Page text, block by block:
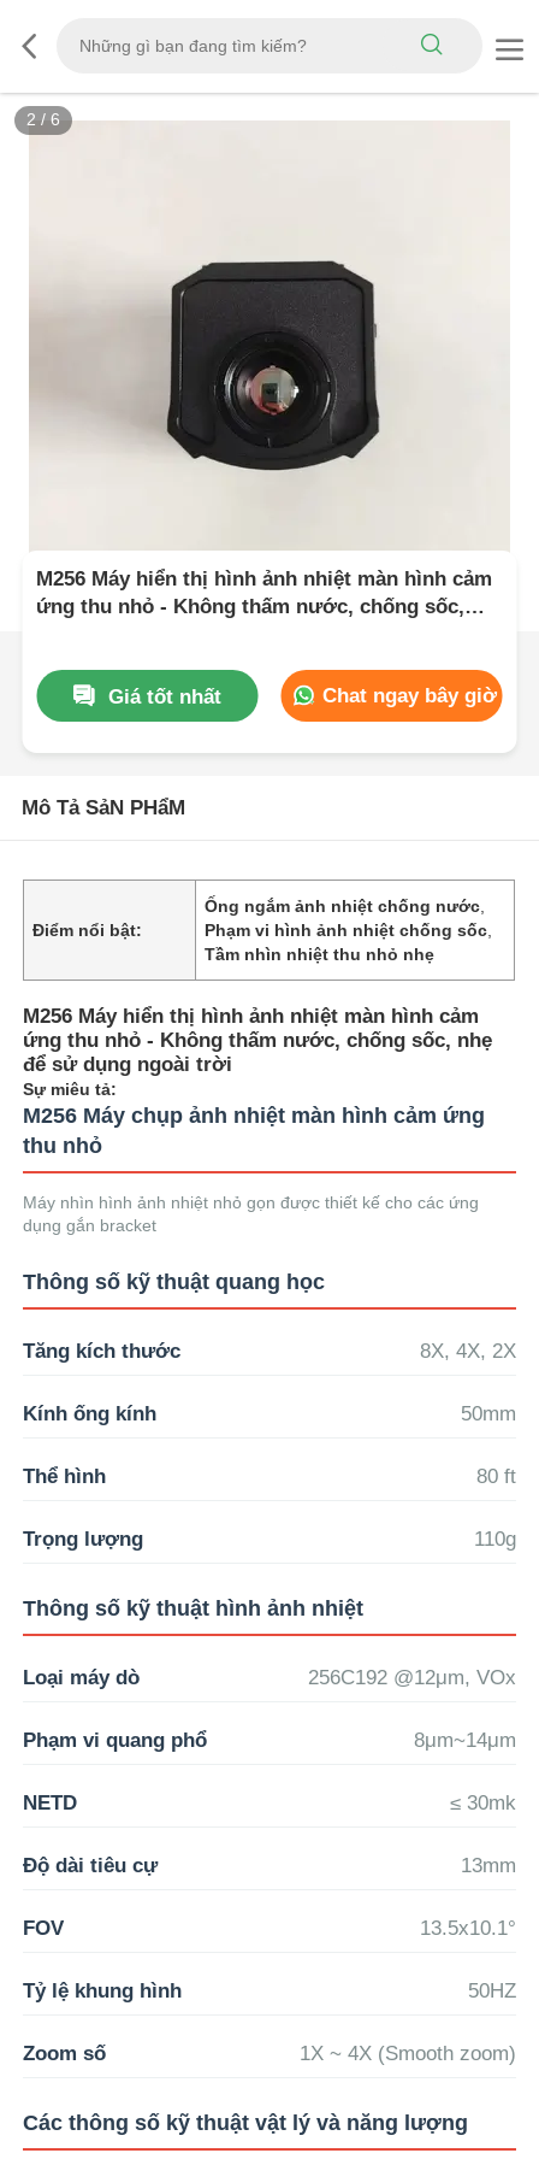
2 / 6
M256 Máy hiển thị hình ảnh nhiệt màn hình cảm
ứng thu nhỏ - Không thấm nước, chống sốc,
Giá tốt nhất Chat ngay bây giờ
Mô Tả SảN PHẩM
Điểm nổi bật:
Ống ngắm ảnh nhiệt chống nước
Phạm vi hình ảnh nhiệt chống sốc
Tầm nhìn nhiệt thu nhỏ nhẹ
M256 Máy hiển thị hình ảnh nhiệt màn hình cảm
ứng thu nhỏ - Không thấm nước, chống sốc, nhẹ
để sử dụng ngoài trời
Sự miêu tả:
M256 Máy chụp ảnh nhiệt màn hình cảm ứng
thu nhỏ
Máy nhìn hình ảnh nhiệt nhỏ gọn được thiết kế cho các ứng
dụng gắn bracket
Thông số kỹ thuật quang học
Tăng kích thước 8X, 4X, 2X
Kính ống kính 50mm
Thể hình 80 ft
Trọng lượng 110g
Thông số kỹ thuật hình ảnh nhiệt
Loại máy dò 256C192 @12μm, VOx
Phạm vi quang phổ 8μm~14μm
NETD ≤ 30mk
Độ dài tiêu cự 13mm
FOV 13.5x10.1°
Tỷ lệ khung hình 50HZ
Zoom số 1X ~ 4X (Smooth zoom)
Các thông số kỹ thuật vật lý và năng lượng